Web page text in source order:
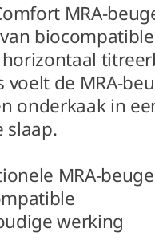
MRA-
voelt de MRA-
onderkaak in
slaap.
MRA-
werking